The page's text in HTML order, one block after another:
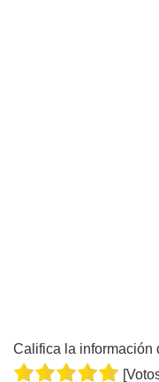
Califica la información